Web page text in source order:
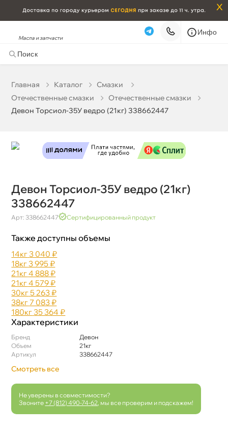
x
Масла и запчасти
Инфо
Главная Катало
Смазки
Отечественные смазки
Отечественные смазки
Девон Торсиол-35У ведро (21кг) 338662447
Девон Торсиол-35У ведро (21кг)
338662447
Арт: 338662447 Сертифицированный продукт
Также доступны объемы
14к3 040 ₽
18к3 995 ₽
21к4 888 ₽
21к4 579 ₽
30к5 263 ₽
38к7 083 ₽
180к35 364 ₽
Характеристики
Бренд
Девон
Объем
21к
Артикул
338662447
Смотреть все
Не уверены в совместимости?
Звоните +7 (812) 490-74-62 , мы все проверим и подскажем!
Бесплатная Сегодня, 06.08 (при заказе от 2000₽)
Самовывоз